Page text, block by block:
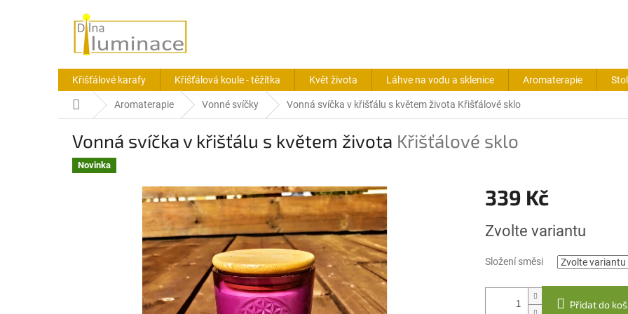
Křišťálové karafy Křišťálová koule - těžítka Květ života Láhve na vodu a sklenice Aromaterapie
Domů Aromaterapie Vonné svíčky Vonná svíčka v křišťálu s květem života Křišťálové sklo
Vonná svíčka v křišťálu s květem života Křišťálové sklo
Novinka
339 Kč
cena:
Zvolte variantu
Složení směsi
Přidat do